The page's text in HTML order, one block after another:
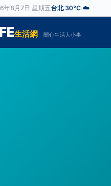
年8月7日 星期五台北 30°C ☁️
生活網 關心生活大小事